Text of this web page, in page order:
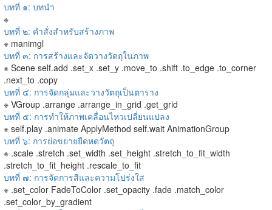
บทที่ ๑: บทนำ
※
บทที่ ๒: คำสั่งสำหรับสร้างภาพ
※ manimgl
บทที่ ๓: การสร้างและจัดวางวัตถุในภาพ
※ Scene self.add .set_x .set_y .move_to .shift .to_edge .to_corner
.next_to .copy
บทที่ ๔: การจัดกลุ่มและวางวัตถุเป็นตาราง
※ VGroup .arrange .arrange_in_grid .get_grid
บทที่ ๕: การทำให้ภาพเคลื่อนไหวเปลี่ยนแปลง
※ self.play .animate ApplyMethod self.wait AnimationGroup
บทที่ ๖: การย่อขยายยืดหดวัตถุ
※ .scale .stretch .set_width .set_height .stretch_to_fit_width
.stretch_to_fit_height .rescale_to_fit
บทที่ ๗: การจัดการสีและความโปร่งใส
※ .set_color FadeToColor .set_opacity .fade .match_color
.set_color_by_gradient